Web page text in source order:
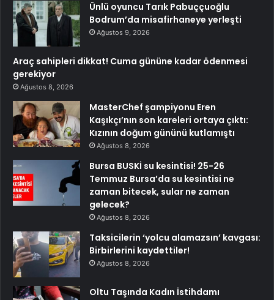
Ünlü oyuncu Tarık Pabuççuoğlu
Bodrum’da misafirhaneye yerleşti
Ağustos 9, 2026
Araç sahipleri dikkat! Cuma gününe kadar ödenmesi
gerekiyor
Ağustos 8, 2026
MasterChef şampiyonu Eren
Kaşıkçı’nın son kareleri ortaya çıktı:
Kızının doğum gününü kutlamıştı
Ağustos 8, 2026
Bursa BUSKİ su kesintisi! 25-26
Temmuz Bursa’da su kesintisi ne
zaman bitecek, sular ne zaman
gelecek?
Ağustos 8, 2026
Taksicilerin ‘yolcu alamazsın’ kavgası:
Birbirlerini kaydettiler!
Ağustos 8, 2026
Oltu Taşında Kadın İstihdamı